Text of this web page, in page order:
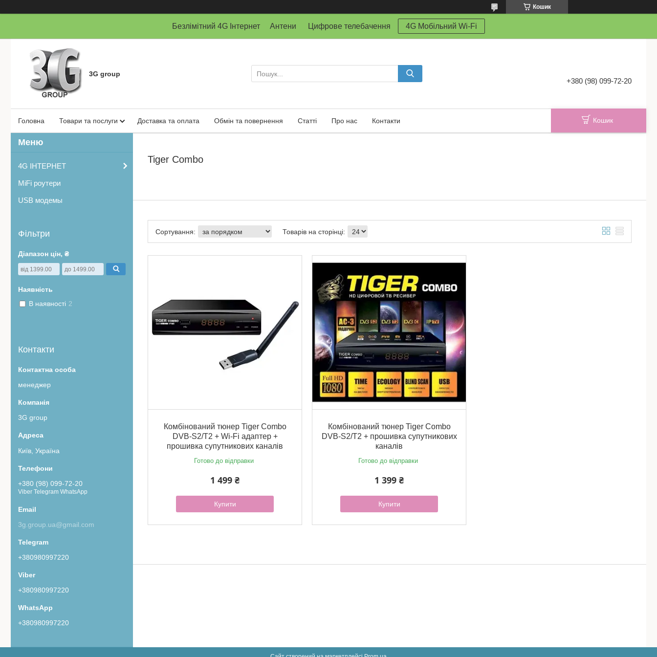
Кошик
Безлімітний 4G Інтернет Антени Цифрове телебачення 4G Мобільний Wi-Fi
3G group
+380 (98) 099-72-20
Головна Товари та послуги Доставка та оплата Обмін та повернення Статті Про нас Контакти Кошик
Tiger Combo
Комбінований тюнер Tiger Combo
DVB-S2/T2 + Wi-Fi адаптер +
прошивка супутникових каналів
Готово до відправки
1 499 ₴
Купити
Комбінований тюнер Tiger Combo
DVB-S2/T2 + прошивка супутникових
каналів
Готово до відправки
1 399 ₴
Купити
4G ІНТЕРНЕТ
MiFi роутери
USB модемы
Фільтри
Діапазон цін, ₴
Наявність
В наявності 2
Контакти
менеджер
3G group
Київ, Україна
+380 (98) 099-72-20
Viber Telegram WhatsApp
3g.group.ua@gmail.com
+380980997220
+380980997220
+380980997220